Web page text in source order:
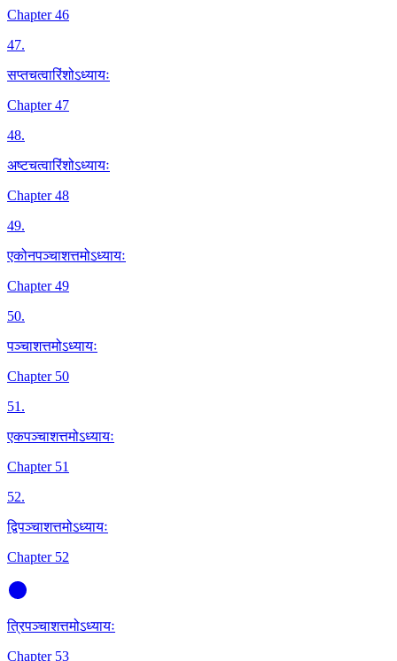
Chapter 46
47.
सप्तचत्वारिंशोऽध्यायः
Chapter 47
48.
अष्टचत्वारिंशोऽध्यायः
Chapter 48
49.
एकोनपञ्चाशत्तमोऽध्यायः
Chapter 49
50.
पञ्चाशत्तमोऽध्यायः
Chapter 50
51.
एकपञ्चाशत्तमोऽध्यायः
Chapter 51
52.
द्विपञ्चाशत्तमोऽध्यायः
Chapter 52
त्रिपञ्चाशत्तमोऽध्यायः
Chapter 53